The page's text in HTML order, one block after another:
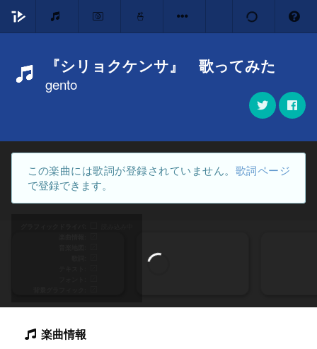
『シリョクケンサ』 歌ってみた
gento
この楽曲には歌詞が登録されていません。 歌詞ページ
で登録できます。
楽曲情報